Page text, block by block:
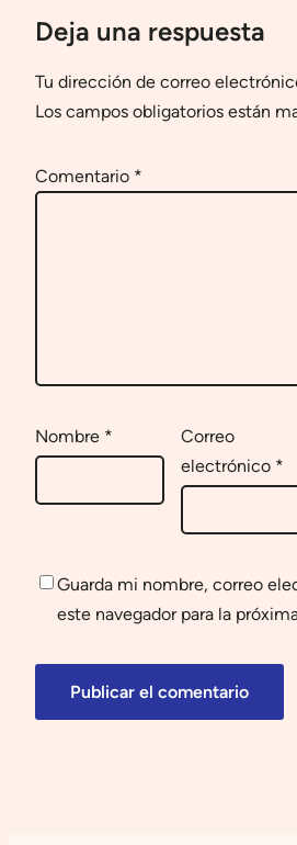
Deja una respuesta
Tu dirección de correo
Los campos obligatorios están
Comentario *
Nombre *
Correo
electrónico *
Guarda mi nombre, correo
este navegador para la